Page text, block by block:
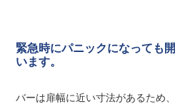
緊急時にパニックになっても
います。
バーは扉幅に近い寸法があるため